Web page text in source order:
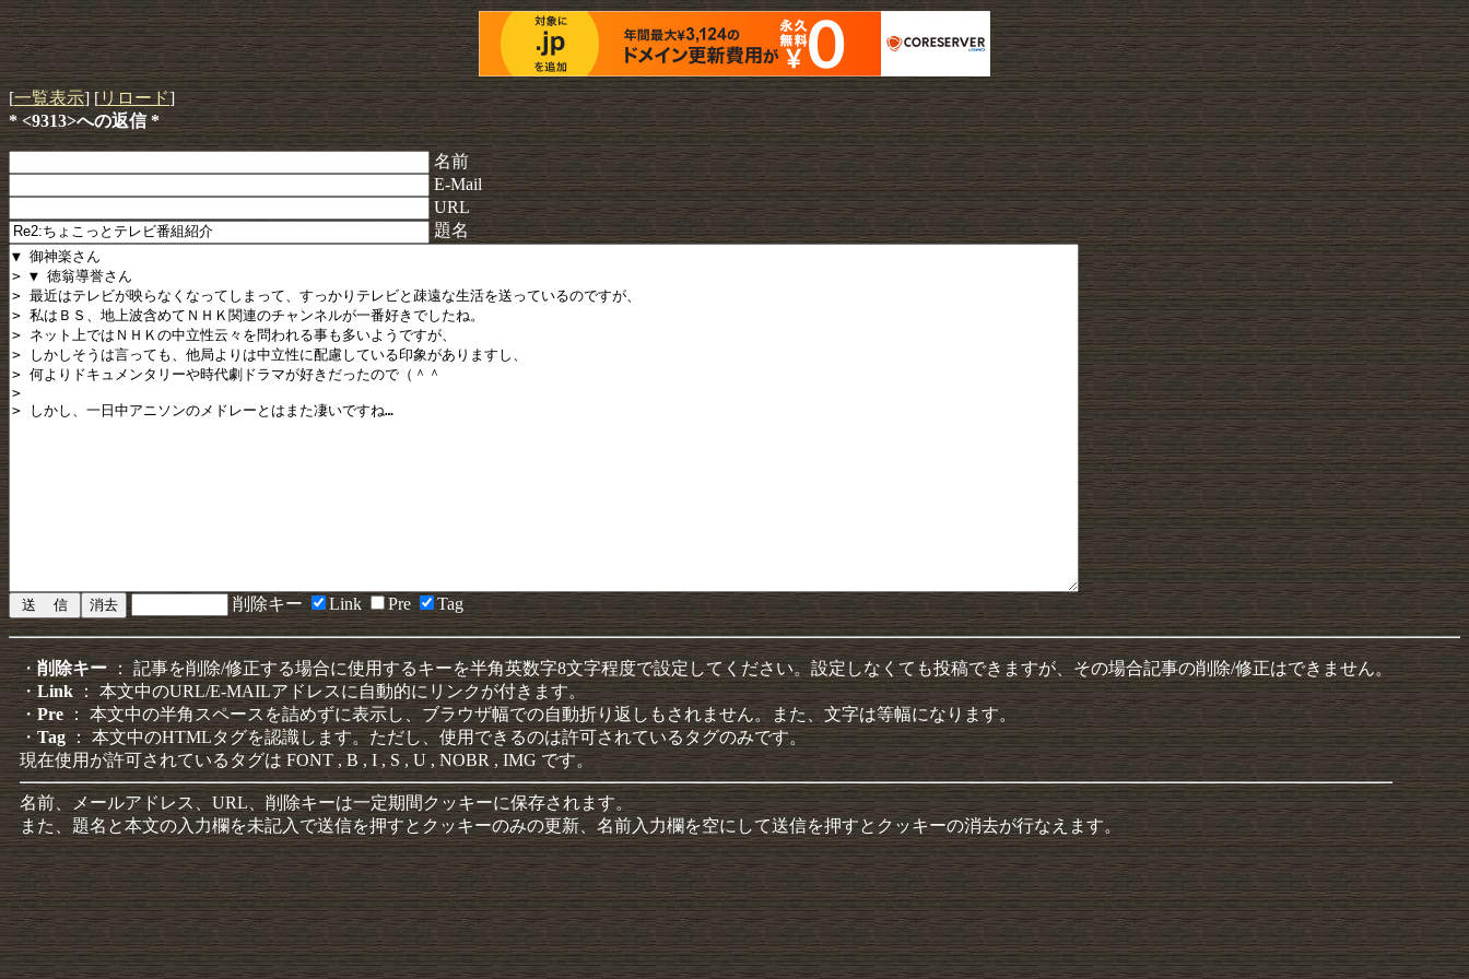
[一覧表示] [リロード]
* <9313>への返信 *
名前
E-Mail
URL
題名
削除キー Link Pre Tag
・ 削除キー： 記事を削除/修正する場合に使用するキーを半角英数字8文字程度で設定してください。設定しなくても投稿できますが、その場合記事の削除/修正はできません。
・Link： 本文中のURL/E-MAILアドレスに自動的にリンクが付きます。
・Pre ： 本文中の半角スペースを詰めずに表示し、ブラウザ幅での自動折り返しもされません。また、文字は等幅になります。
・Tag： 本文中のHTMLタグを認識します。ただし、使用できるのは許可されているタグのみです。
現在使用が許可されているタグは FONT , B , I , S , U , NOBR , IMG です。
名前、メールアドレス、URL、削除キーは一定期間クッキーに保存されます。
また、題名と本文の入力欄を未記入で送信を押すとクッキーのみの更新、名前入力欄を空にして送信を押すとクッキーの消去が行なえます。